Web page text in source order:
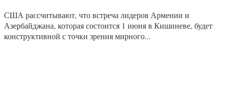
США рассчитывают, что встреча лидеров Армении и
Азербайджана, которая состоится 1 июня в Кишиневе, будет
конструктивной с точки зрения мирного...